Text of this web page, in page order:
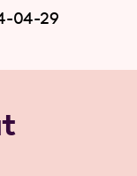
04-29